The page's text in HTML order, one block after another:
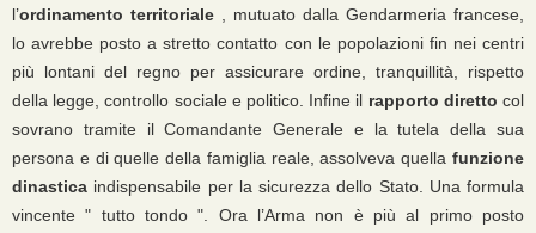
l’ordinamento territoriale , mutuato dalla Gendarmeria francese,
lo avrebbe posto a stretto contatto con le popolazioni fin nei centri
più lontani del regno per assicurare ordine, tranquillità, rispetto
della legge, controllo sociale e politico. Infine il rapporto diretto col
sovrano tramite il Comandante Generale e la tutela della sua
persona e di quelle della famiglia reale, assolveva quella funzione
dinastica indispensabile per la sicurezza dello Stato. Una formula
vincente " tutto tondo ". Ora l’Arma non è più al primo posto